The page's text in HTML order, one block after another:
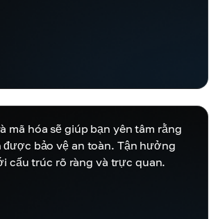
mã hóa sẽ giúp bạn yên tâm rằng
được bảo vệ an toàn. Tận hưởng
cấu trúc rõ ràng và trực quan.